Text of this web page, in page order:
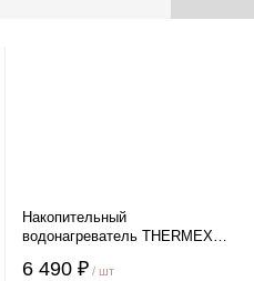
Накопительный
водонагреватель THERMEX
6 490 ₽ / шт